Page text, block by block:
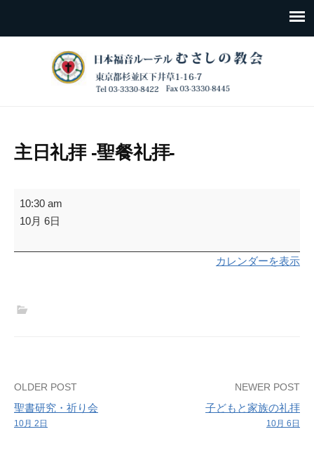
主日礼拝 -聖餐礼拝-
主
日
拝
10:30 am
10月 6日
カレンダーを表示
Post
navigation
OLDER POST
聖書研究・祈り会
10月 2日
NEWER POST
子どもと家族の礼拝
10月 6日